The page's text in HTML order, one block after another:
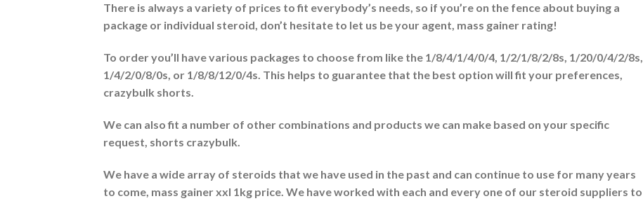
There is always a variety of prices to fit everybody’s needs, so if you’re on the fence about buying a
package or individual steroid, don’t hesitate to let us be your agent, mass gainer rating!
To order you’ll have various packages to choose from like the 1/8/4/1/4/0/4, 1/2/1/8/2/8s, 1/20/0/4/2/8s,
1/4/2/0/8/0s, or 1/8/8/12/0/4s. This helps to guarantee that the best option will fit your preferences,
crazybulk shorts.
We can also fit a number of other combinations and products we can make based on your specific
request, shorts crazybulk.
We have a wide array of steroids that we have used in the past and can continue to use for many years
to come, mass gainer xxl 1kg price. We have worked with each and every one of our steroid suppliers to